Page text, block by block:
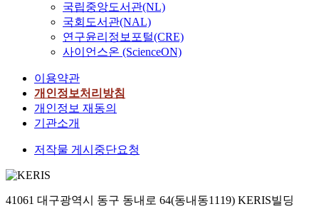
국립중앙도서관(NL)
국회도서관(NAL)
연구윤리정보포털(CRE)
사이언스온 (ScienceON)
이용약관
개인정보처리방침
개인정보 재동의
기관소개
저작물 게시중단요청
41061 대구광역시 동구 동내로 64(동내동1119) KERIS빌딩